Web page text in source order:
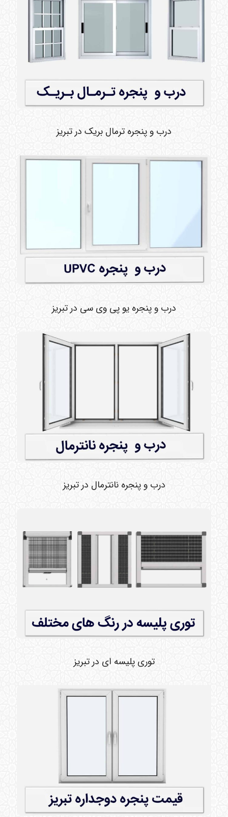
درب و پنجره ترمال بریک در تبریز
درب و پنجره یو پی وی سی در تبریز
درب و پنجره نانترمال در تبریز
توری پلیسه ای در تبریز